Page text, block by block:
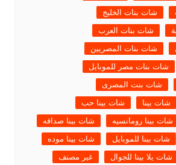
شات بنات الخليج
شات بنات العرب
شات بنات المصريين
شات بنات مصر للموبايل
شات بنت المصرى
شات بينا
شات بينا حب
شات بينا رومانسيه
شات بينا صداقه
شات بينا للموبايل
شات بينا موده
شات يلا بينا للجوال غير مصنف